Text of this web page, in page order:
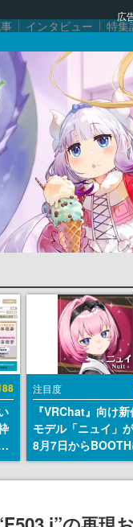
広
インタビュー 特集
注目度
『VRChat』向け
モデル「ニュイ」
8月7日から
発売。瞳に光る星
豊かな表情が、小